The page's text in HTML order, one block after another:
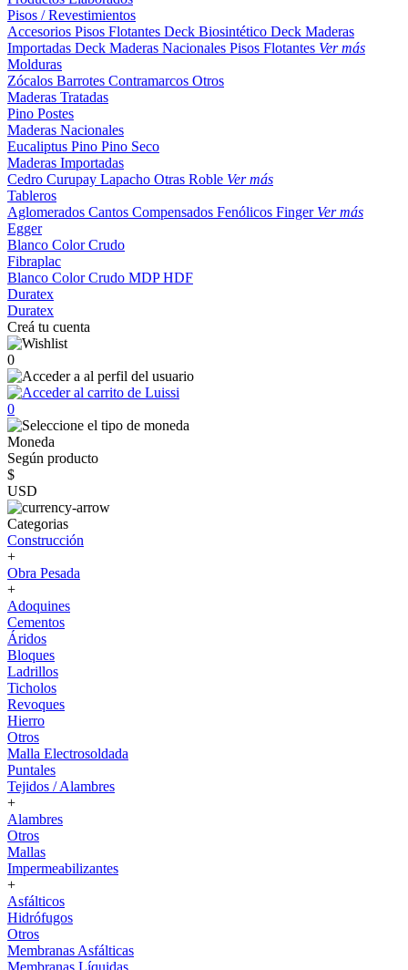
Pisos / Revestimientos
Accesorios Pisos Flotantes Deck Biosintético Deck Maderas
Importadas Deck Maderas Nacionales Pisos Flotantes Ver más
Molduras
Zócalos Barrotes Contramarcos Otros
Maderas Tratadas
Pino Postes
Maderas Nacionales
Eucaliptus Pino Pino Seco
Maderas Importadas
Cedro Curupay Lapacho Otras Roble Ver más
Tableros
Aglomerados Cantos Compensados Fenólicos Finger Ver más
Egger
Blanco ColorCrudo
Fibraplac
Blanco ColorCrudo MDPHDF
Duratex
Duratex
Creá tu cuenta
0
0
Moneda
Según producto
$
USD
Categorias
Construcción
+
Obra Pesada
+
Adoquines
Cementos
Áridos
Bloques
Ladrillos
Ticholos
Revoques
Hierro
Otros
Malla Electrosoldada
Puntales
Tejidos / Alambres
+
Alambres
Otros
Mallas
Impermeabilizantes
+
Asfálticos
Hidrófugos
Otros
Membranas Asfálticas
Membranas Líquidas